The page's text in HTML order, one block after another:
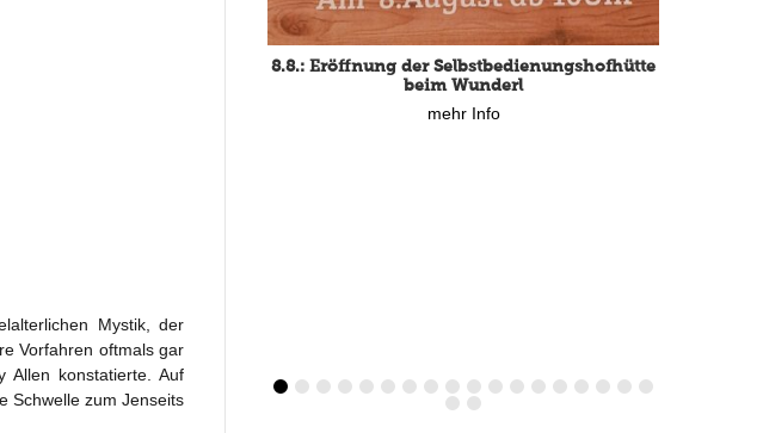
Mystik, der
Vorfahren oftmals gar
Allen konstatierte. Auf
Schwelle zum Jenseits
8.8.: Eröffnung der Selbstbedienungshofhütte
beim Wunderl
mehr Info